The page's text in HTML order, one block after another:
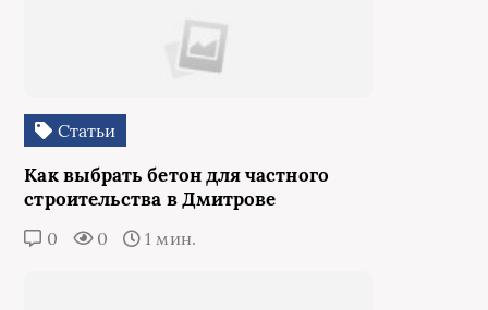
Статьи
Как выбрать бетон для частного
строительства в Дмитрове
0 0 1 мин.